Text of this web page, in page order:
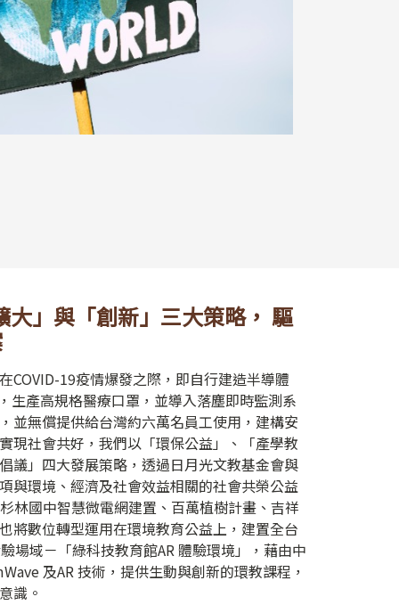
」與「創新」三大策略， 驅
COVID-19疫情爆發之際，即自行建造半導體
生產高規格醫療口罩，並導入落塵即時監測系
並無償提供給台灣約六萬名員工使用，建構安
現社會共好，我們以「環保公益」、「產學教
議」四大發展策略，透過日月光文教基金會與
與環境、經濟及社會效益相關的社會共榮公益
林國中智慧微電網建置、百萬植樹計畫、吉祥
將數位轉型運用在環境教育公益上，建置全台
場域－「綠科技教育館AR 體驗環境」，藉由中
及AR 技術，提供生動與創新的環教課程，
識。